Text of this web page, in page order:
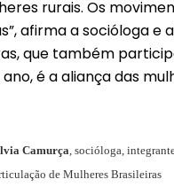
rurais. Os
afirma a socióloga e
que também
ano, é a aliança das
Camurça , socióloga,
de Mulheres Brasileiras